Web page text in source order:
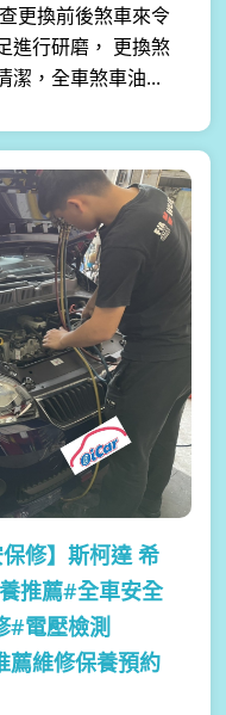
更換前後煞車來令
進行研磨， 更換煞
潔，全車煞車油...
保修】斯柯達 希
推薦#全車安全
#電壓檢測
薦維修保養預約